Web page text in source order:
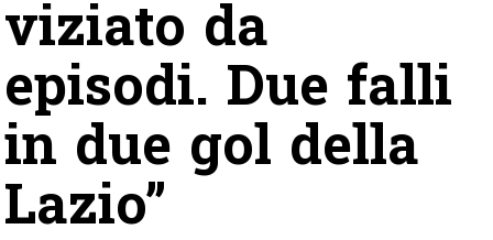
viziato da
episodi. Due falli
in due gol della
Lazio”